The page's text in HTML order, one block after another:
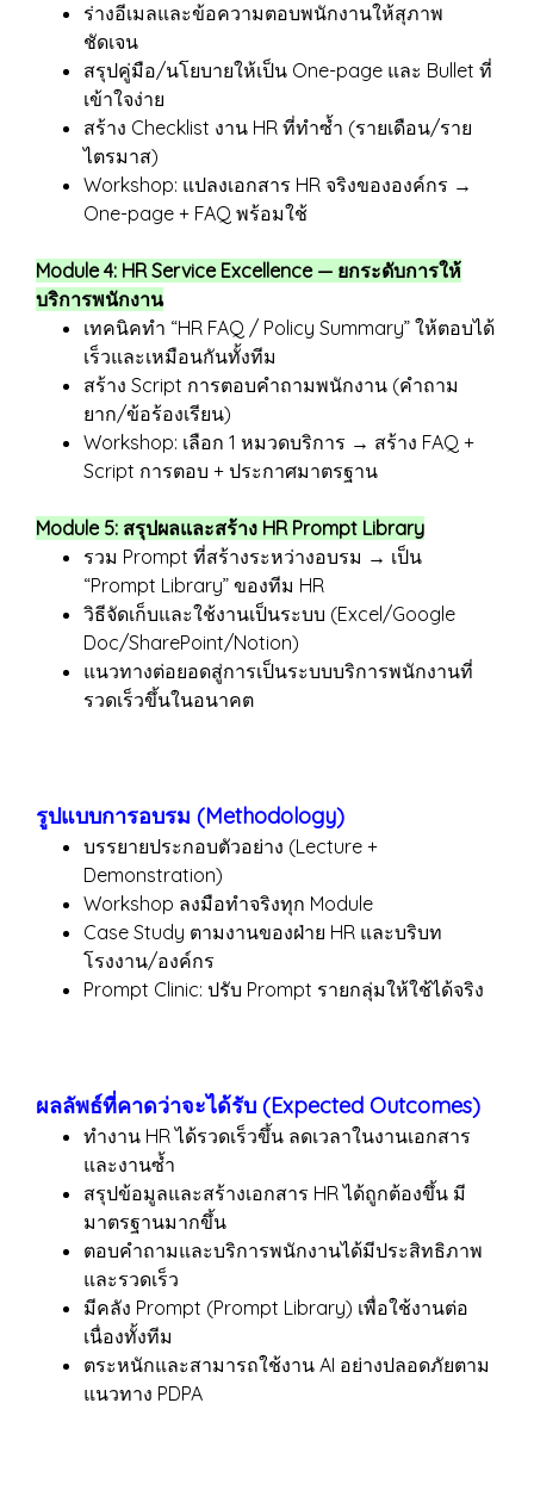
ร่างอีเมลและข้อความตอบพนักงานให้สุภาพ
ชัดเจน
สรุปคู่มือ/นโยบายให้เป็น One-page และ Bullet ที่
เข้าใจง่าย
สร้าง Checklist งาน HR ที่ทำซ้ำ (รายเดือน/ราย
ไตรมาส)
Workshop: แปลงเอกสาร HR จริงขององค์กร →
One-page + FAQ พร้อมใช้
Module 4: HR Service Excellence — ยกระดับการให้
บริการพนักงาน
เทคนิคทำ “HR FAQ / Policy Summary” ให้ตอบได้
เร็วและเหมือนกันทั้งทีม
สร้าง Script การตอบคำถามพนักงาน (คำถาม
ยาก/ข้อร้องเรียน)
Workshop: เลือก 1 หมวดบริการ → สร้าง FAQ +
Script การตอบ + ประกาศมาตรฐาน
Module 5: สรุปผลและสร้าง HR Prompt Library
รวม Prompt ที่สร้างระหว่างอบรม → เป็น
“Prompt Library” ของทีม HR
วิธีจัดเก็บและใช้งานเป็นระบบ (Excel/Google
Doc/SharePoint/Notion)
แนวทางต่อยอดสู่การเป็นระบบบริการพนักงานที่
รวดเร็วขึ้นในอนาคต
รูปแบบการอบรม (Methodology)
บรรยายประกอบตัวอย่าง (Lecture +
Demonstration)
Workshop ลงมือทำจริงทุก Module
Case Study ตามงานของฝ่าย HR และบริบท
โรงงาน/องค์กร
Prompt Clinic: ปรับ Prompt รายกลุ่มให้ใช้ได้จริง
ผลลัพธ์ที่คาดว่าจะได้รับ (Expected Outcomes)
ทำงาน HR ได้รวดเร็วขึ้น ลดเวลาในงานเอกสาร
และงานซ้ำ
สรุปข้อมูลและสร้างเอกสาร HR ได้ถูกต้องขึ้น มี
มาตรฐานมากขึ้น
ตอบคำถามและบริการพนักงานได้มีประสิทธิภาพ
และรวดเร็ว
มีคลัง Prompt (Prompt Library) เพื่อใช้งานต่อ
เนื่องทั้งทีม
ตระหนักและสามารถใช้งาน AI อย่างปลอดภัยตาม
แนวทาง PDPA